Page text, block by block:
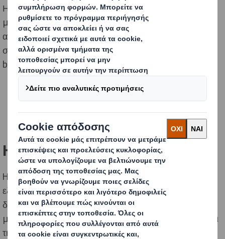
Η συσκευασία περιορισμένης έκδοσης του λικέρ
μαστίχας Skinos της Optimal Supply Chain είναι η
απάντηση της DS Smith στην πρόκληση της ανάπτυξης
συσκευασίας για την προστασία και την ανάδειξη του
brand Skinos.
Η πρόκληση
H Optimal Supply Chain διαθέτει ένα χαρτοφυλάκιο
εξαιρετικών αποσταγμάτων. Κάθε ένα από τα
διαφορετικά brand συνδυάζει την ιστορία με την
μοναδικότητα του καθενός. Όλα αυτά όμως μοιράζονται
την ίδια εξαιρετική ποιότητα.